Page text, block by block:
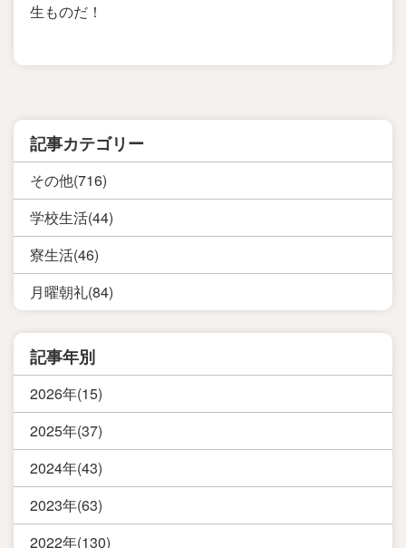
生ものだ！
記事カテゴリー
その他(716)
学校生活(44)
寮生活(46)
月曜朝礼(84)
記事年別
2026年(15)
2025年(37)
2024年(43)
2023年(63)
2022年(130)